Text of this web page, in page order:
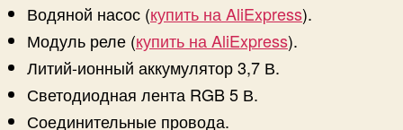
Водяной насос (купить на AliExpress).
Модуль реле (купить на AliExpress).
Литий-ионный аккумулятор 3,7 В.
Светодиодная лента RGB 5 В.
Соединительные провода.